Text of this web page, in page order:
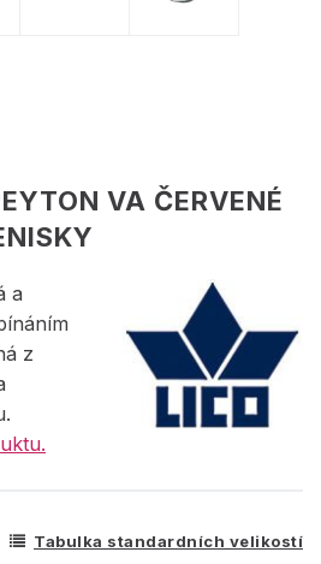
VA ČERVENÉ
a
z
Tabulka standardních velikostí